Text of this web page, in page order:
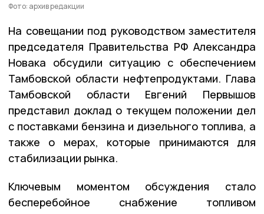
Фото: архив редакции
На совещании под руководством заместителя
председателя Правительства РФ Александра
Новака обсудили ситуацию с обеспечением
Тамбовской области нефтепродуктами. Глава
Тамбовской области Евгений Первышов
представил доклад о текущем положении дел
с поставками бензина и дизельного топлива, а
также о мерах, которые принимаются для
стабилизации рынка.
Ключевым моментом обсуждения стало
бесперебойное снабжение топливом